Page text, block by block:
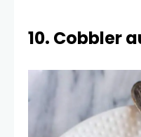
10. Cobbler